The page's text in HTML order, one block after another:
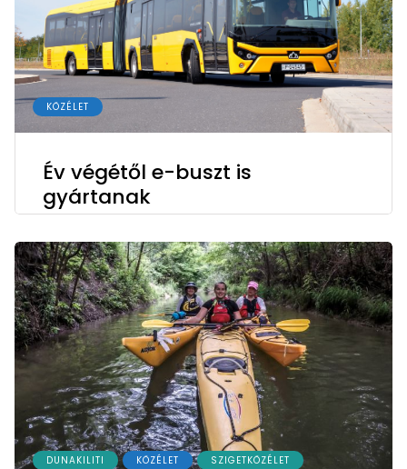
KÖZÉLET
Év végétől e-buszt is
gyártanak
DUNAKILITI KÖZÉLET SZIGETKÖZÉLET